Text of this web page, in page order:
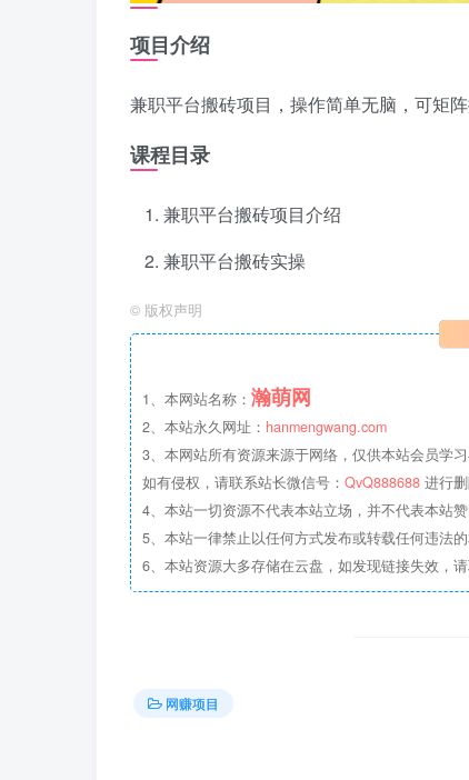
项目介绍
兼职平台搬砖项目，操作简单无脑，可矩
课程目录
兼职平台搬砖项目介绍
兼职平台搬砖实操
© 版权声明
1、本网站名称： 瀚萌网
2、本站永久网址： hanmengwang.com
3、本网站所有资源来源于网络，仅供本站会员学习
如有侵权，请联系站长微信号： QvQ888688 进行删
4、本站一切资源不代表本站立场，并不代表本站
5、本站一律禁止以任何方式发布或转载任何违法
6、本站资源大多存储在云盘，如发现链接失效，
网赚项目